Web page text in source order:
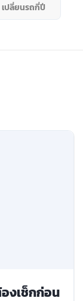
เปลี่ยนรถกี่ปี
งเช็กก่อน